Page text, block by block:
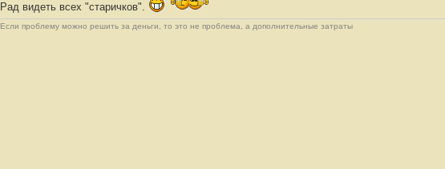
е
н
и
Рад видеть всех "старичков".
Если проблему можно решить за деньги, то это не проблема, а дополнительные затраты